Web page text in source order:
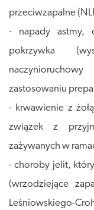
przeciwzapalne
- napady astmy,
pokrzywka
zastosowaniu
- krwawienie z
związek z
zażywanych w
- choroby jelit,
(wrzodziejące
Leśniowskiego-